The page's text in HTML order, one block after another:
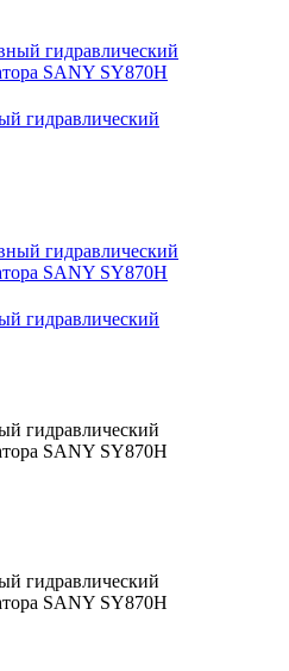
гидравлический
гидравлический
гидравлический
SANY SY870H
гидравлический
SANY SY870H